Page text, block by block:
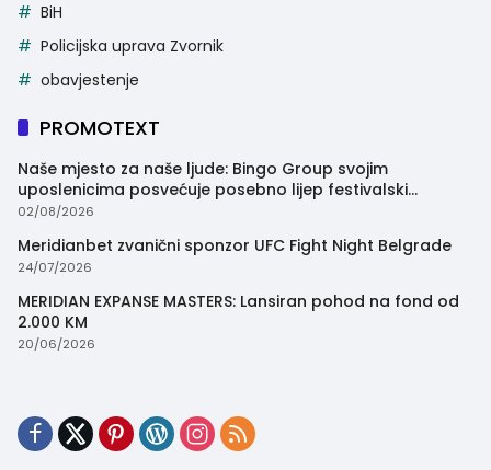
BiH
Policijska uprava Zvornik
obavjestenje
PROMOTEXT
Naše mjesto za naše ljude: Bingo Group svojim
uposlenicima posvećuje posebno lijep festivalski
trenutak
02/08/2026
Meridianbet zvanični sponzor UFC Fight Night Belgrade
24/07/2026
MERIDIAN EXPANSE MASTERS: Lansiran pohod na fond od
2.000 KM
20/06/2026